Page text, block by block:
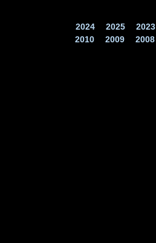
2024 2025 2023
2010
2009 2008